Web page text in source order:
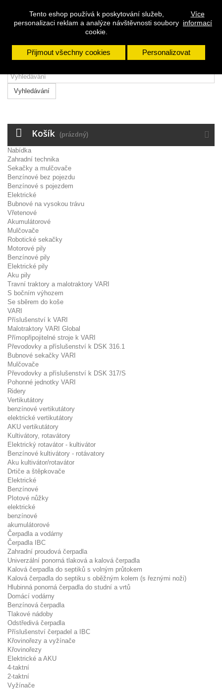
Tento eshop používá k poskytování služeb,
personalizaci reklam a analýze návštěvnosti soubory
cookie.
Více
informací
Přijmout všechny cookies Personalizovat
Přihlásit se
Napište nám
608 963 288
Vyhledávání
Košík (prázdný)
Nabídka
Zahradní technika
Sekačky a mulčovače
Benzínové bez pojezdu
Benzínové s pojezdem
Elektrické
Bubnové na vysokou trávu
Vřetenové
Akumulátorové
Mulčovače
Robotické sekačky
Motorové pily
Benzínové pily
Elektrické pily
Aku pily
Travní traktory a malotraktory VARI
S bočním výhozem
Se sběrem do koše
VARI
Příslušenství k VARI
Malotraktory VARI Global
Přímopřipojitelné stroje k VARI
Převodovky a příslušenství k DSK 316.1
Bubnové sekačky VARI
Mulčovače
Převodovky a příslušenství k DSK 317/S
Pohonné jednotky VARI
Ridery
Vertikutátory
benzínové vertikutátory
elektrické vertikutátory
AKU vertikutátory
Kultivátory, rotavátory
Elektrický rotavátor - kultivátor
Benzínové kultivátory - rotávatory
Aku kultivátor/rotavátor
Drtiče a štěpkovače
Elektrické
Benzínové
Plotové nůžky
elektrické
benzínové
akumulátorové
Čerpadla a vodárny
Čerpadla IBC
Zahradní proudová čerpadla
Univerzální ponorná tlaková a kalová čerpadla
Kalová čerpadla do septiků s volným průtokem
Kalová čerpadla do septiku s oběžným kolem (s řeznými noži)
Hlubinná ponorná čerpadla do studní a vrtů
Domácí vodárny
Benzínová čerpadla
Tlakové nádoby
Odstředivá čerpadla
Příslušenství čerpadel a IBC
Křovinořezy a vyžínače
Křovinořezy
Elektrické a AKU
4-taktní
2-taktní
Vyžínače